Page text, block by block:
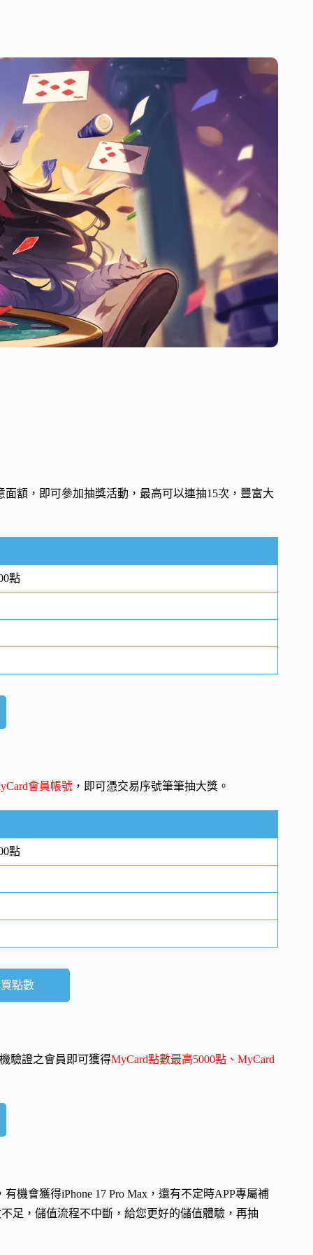
面額，即可參加抽獎活動，最高可以連抽15次，豐富大
點
會員帳號 ，即可憑交易序號筆筆抽大獎。
點
點數
機驗證之會員即可獲得MyCard點數最高5000點、MyCard
有機會獲得iPhone 17 Pro Max ，還有不定時APP專屬補
足，儲值流程不中斷，給您更好的儲值體驗，再抽